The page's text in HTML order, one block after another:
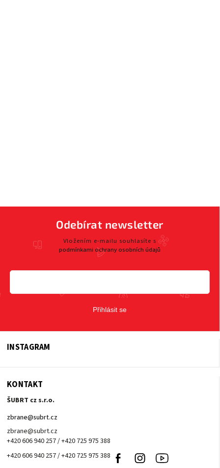
Odebírat newsletter
Vložením e-mailu souhlasíte s
podmínkami ochrany osobních údajů
Přihlásit se
INSTAGRAM
KONTAKT
ŠUBRT cz s.r.o.
zbrane@subrt.cz
zbrane@subrt.cz
+420 606 940 257 / +420 725 975 388
+420 606 940 257 / +420 725 975 388
Facebook Instagram